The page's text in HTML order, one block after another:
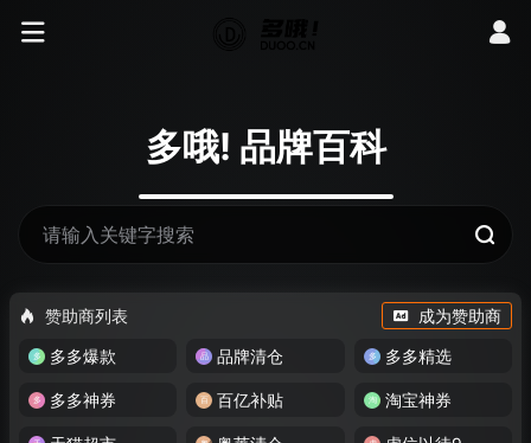
多哦! 品牌百科
赞助商列表
成为赞助商
多多爆款
品牌清仓 多多精选
多多神券 百亿补贴 淘宝神券